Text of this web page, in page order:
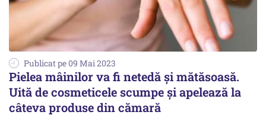
Publicat pe 09 Mai 2023
Pielea mâinilor va fi netedă și mătăsoasă.
Uită de cosmeticele scumpe și apelează la
câteva produse din cămară